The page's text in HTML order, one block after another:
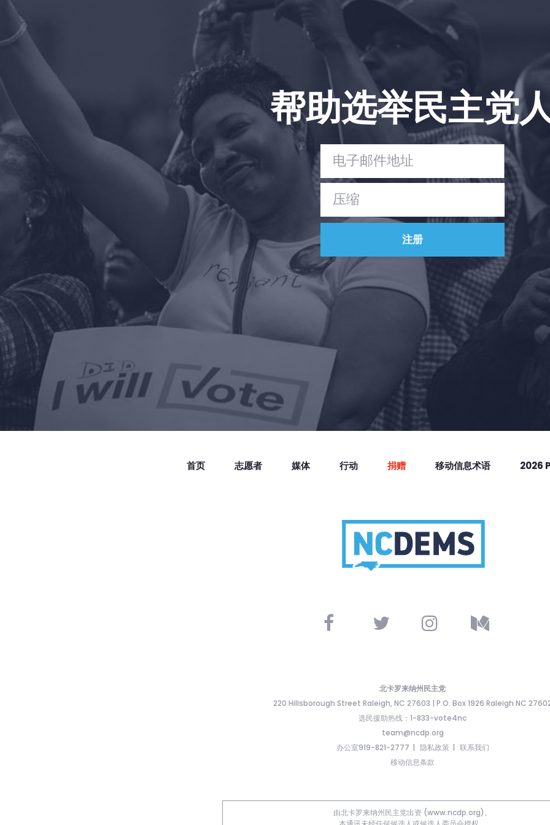
帮助选举民主党
首页 志愿者 媒体 行动 捐赠 移动信息术语 2026
北卡罗来纳州民主党
220 Hillsborough Street Raleigh, NC 27603 | P.O. Box 1926 Raleigh NC
选民援助热线：1-833-vote4nc
team@ncdp.org
办公室919-821-2777
隐私政策
联系我们
移动信息条款
由北卡罗来纳州民主党出资 (www.ncdp.org)。